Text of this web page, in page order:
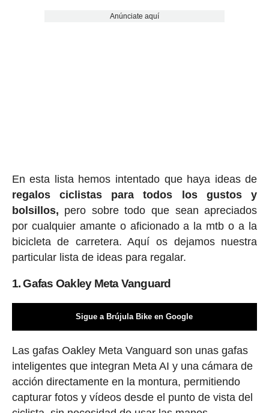
Anúnciate aquí
En esta lista hemos intentado que haya ideas de
regalos ciclistas para todos los gustos y
bolsillos, pero sobre todo que sean apreciados
por cualquier amante o aficionado a la mtb o a la
bicicleta de carretera. Aquí os dejamos nuestra
particular lista de ideas para regalar.
1. Gafas Oakley Meta Vanguard
Sigue a Brújula Bike en Google
Las gafas Oakley Meta Vanguard son unas gafas
inteligentes que integran Meta AI y una cámara de
acción directamente en la montura, permitiendo
capturar fotos y vídeos desde el punto de vista del